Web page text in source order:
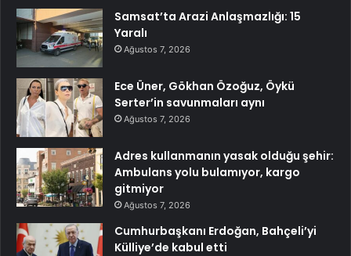
Samsat’ta Arazi Anlaşmazlığı: 15
Yaralı
Ağustos 7, 2026
Ece Üner, Gökhan Özoğuz, Öykü
Serter’in savunmaları aynı
Ağustos 7, 2026
Adres kullanmanın yasak olduğu şehir:
Ambulans yolu bulamıyor, kargo
gitmiyor
Ağustos 7, 2026
Cumhurbaşkanı Erdoğan, Bahçeli’yi
Külliye’de kabul etti